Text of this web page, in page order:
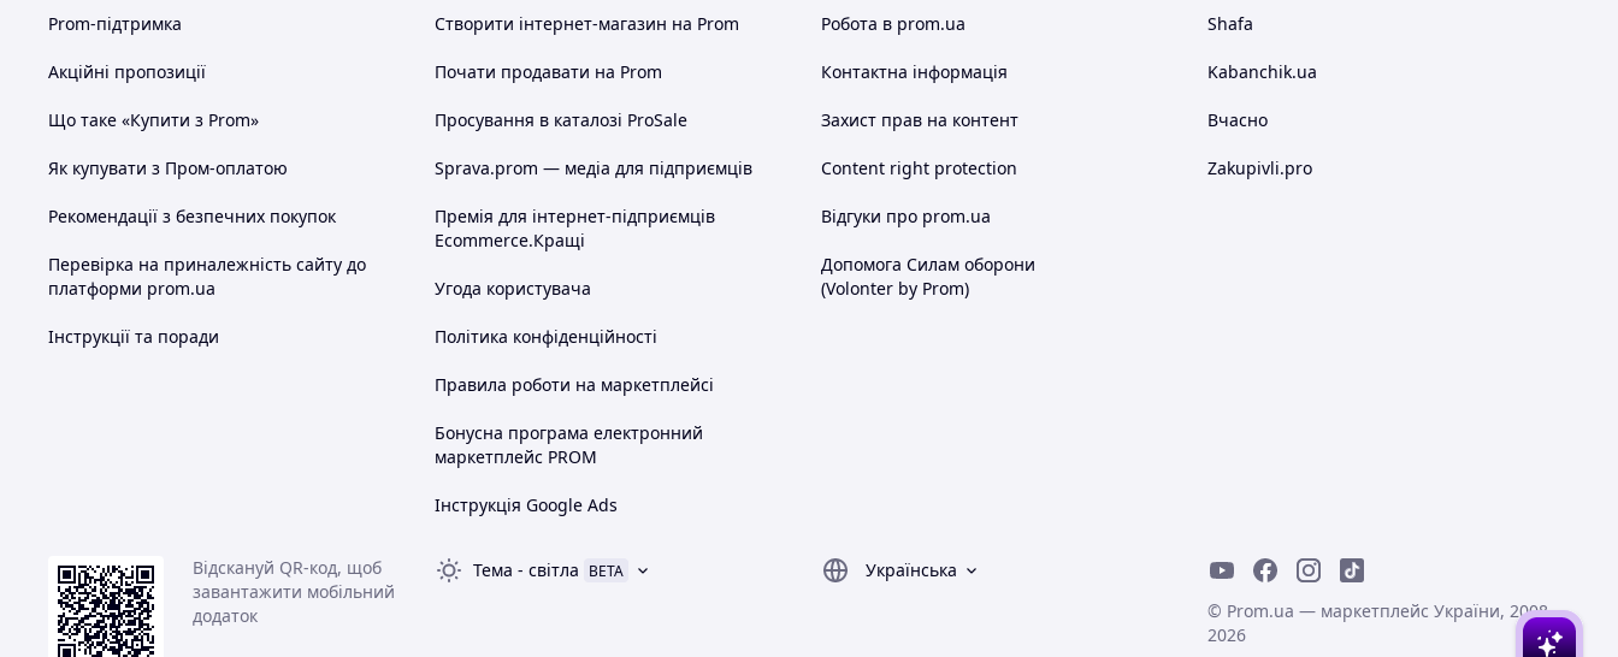
Prom-підтримка
Акційні пропозиції
Що таке «Купити з Prom»
Як купувати з Пром-оплатою
Рекомендації з безпечних покупок
Перевірка на приналежність сайту до
платформи prom.ua
Інструкції та поради
Створити інтернет-магазин на Prom
Почати продавати на Prom
Просування в каталозі ProSale
Sprava.prom — медіа для підприємців
Премія для інтернет-підприємців
Ecommerce.Кращі
Угода користувача
Політика конфіденційності
Правила роботи на маркетплейсі
Бонусна програма електронний
маркетплейс PROM
Інструкція Google Ads
Робота в prom.ua
Контактна інформація
Захист прав на контент
Content right protection
Відгуки про prom.ua
Допомога Силам оборони
(Volonter by Prom)
Shafa
Kabanchik.ua
Вчасно
Zakupivli.pro
Відскануй QR-код, щоб
завантажити мобільний
додаток
Тема - світла BETA
Українська
© Prom.ua — маркетплейс України, 2008-
2026